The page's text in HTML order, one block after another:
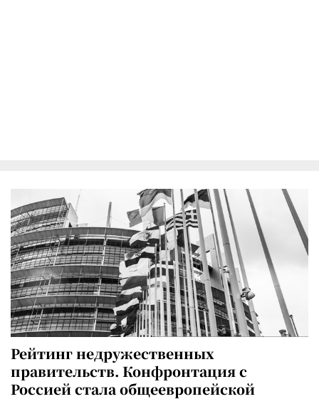
Рейтинг недружественных
правительств. Конфронтация с
Россией стала общеевропейской